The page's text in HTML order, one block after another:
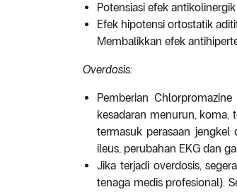
Potensiasi efek
Efek hipotensi ortostatik
Membalikkan efek
Overdosis:
Pemberian
kesadaran menurun, koma,
termasuk perasaan
ileus, perubahan EKG dan
Jika terjadi overdosis,
tenaga medis profesional).